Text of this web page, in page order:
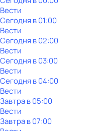
Вести
Сегодня в 01:00
Вести
Сегодня в 02:00
Вести
Сегодня в 03:00
Вести
Сегодня в 04:00
Вести
Завтра в 05:00
Вести
Завтра в 07:00